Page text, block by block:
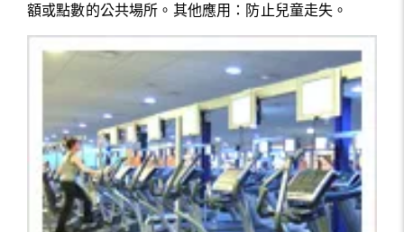
額或點數的公共場所。其他應用：防止兒童走失。